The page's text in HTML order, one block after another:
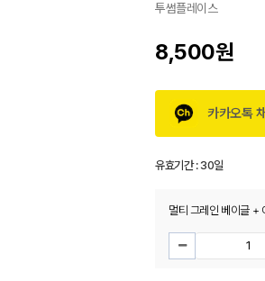
투썸플레이스
8,500원
카카오톡
유효기간 :30일
멀티 그레인 베이글 +